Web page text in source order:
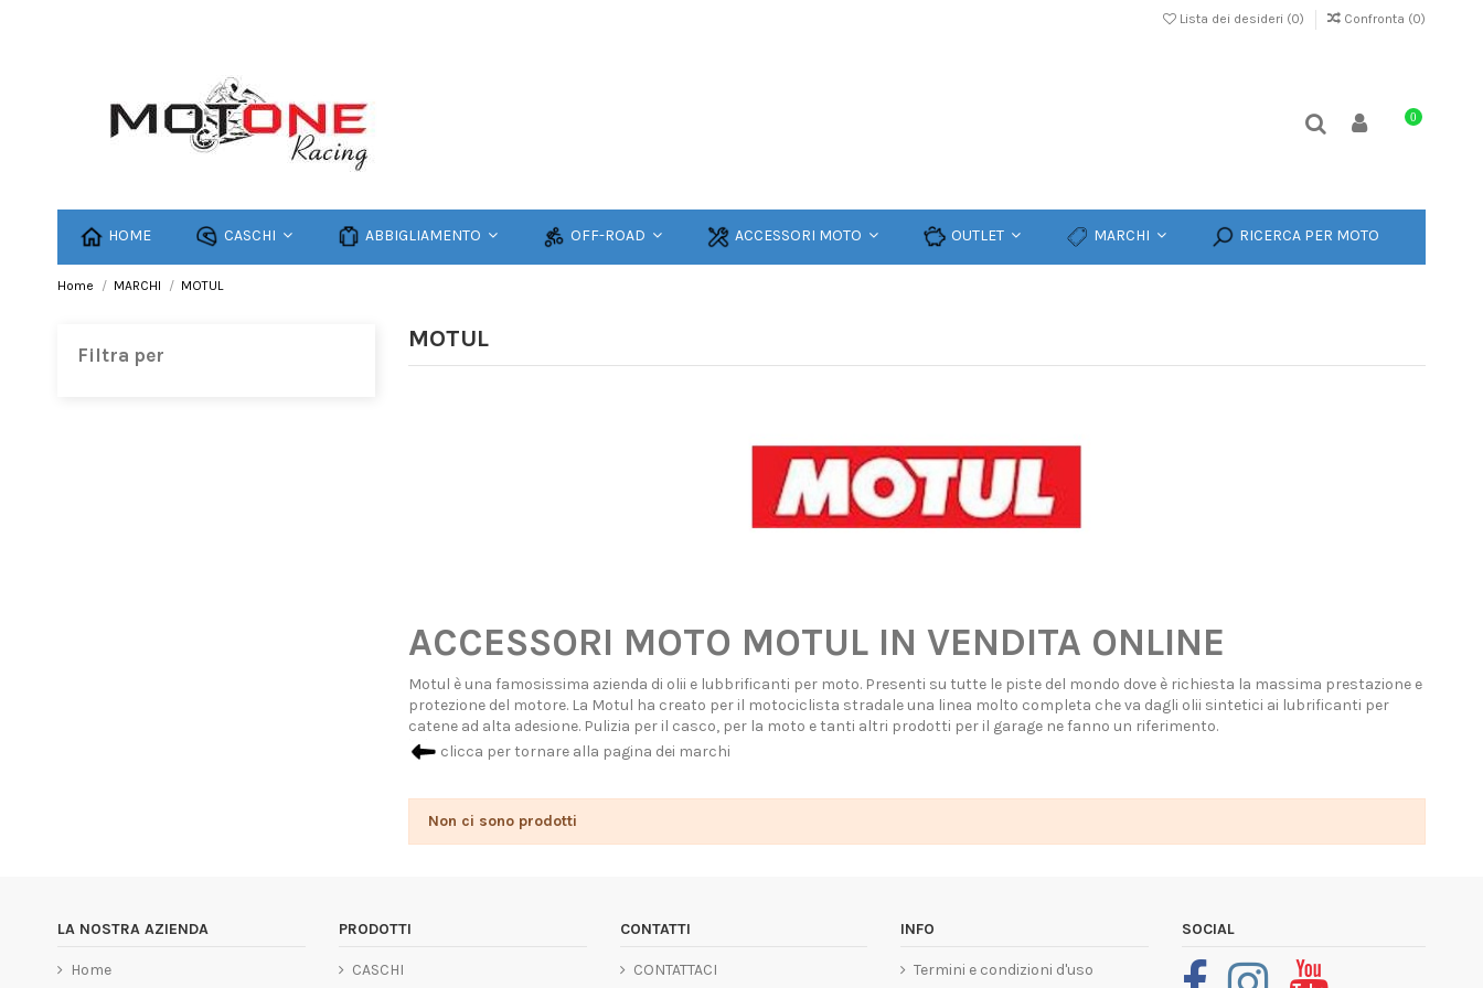
Lista dei desideri (0) Confronta (0)
0
HOME CASCHI ABBIGLIAMENTO OFF-ROAD ACCESSORI MOTO OUTLET MARCHI RICERCA PER MOTO
Home MARCHI MOTUL
MOTUL
ACCESSORI MOTO MOTUL IN VENDITA ONLINE
Motul è una famosissima azienda di olii e lubbrificanti per moto. Presenti su tutte le piste del mondo dove è richiesta la massima prestazione e
protezione del motore. La Motul ha creato per il motociclista stradale una linea molto completa che va dagli olii sintetici ai lubrificanti per
catene ad alta adesione. Pulizia per il casco, per la moto e tanti altri prodotti per il garage ne fanno un riferimento.
clicca per tornare alla pagina dei marchi
Non ci sono prodotti
Filtra per
LA NOSTRA AZIENDA
Home
PRODOTTI
CASCHI
CONTATTI
CONTATTACI
INFO
Termini e condizioni d'uso
SOCIAL